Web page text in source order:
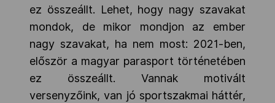
ez összeállt. Lehet, hogy nagy szavakat
mondok, de mikor mondjon az ember
nagy szavakat, ha nem most: 2021-ben,
először a magyar parasport történetében
ez összeállt. Vannak motivált
versenyzőink, van jó sportszakmai háttér,